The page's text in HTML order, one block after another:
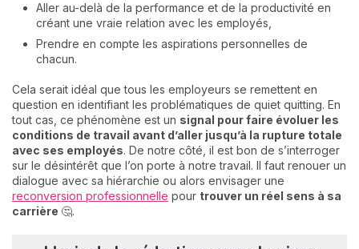
Aller au-delà de la performance et de la productivité en
créant une vraie relation avec les employés,
Prendre en compte les aspirations personnelles de
chacun.
Cela serait idéal que tous les employeurs se remettent en
question en identifiant les problématiques de quiet quitting. En
tout cas, ce phénomène est un signal pour faire évoluer les
conditions de travail avant d’aller jusqu’à la rupture totale
avec ses employés. De notre côté, il est bon de s’interroger
sur le désintérêt que l’on porte à notre travail. Il faut renouer un
dialogue avec sa hiérarchie ou alors envisager une
reconversion professionnelle pour trouver un réel sens à sa
carrière 🤔.